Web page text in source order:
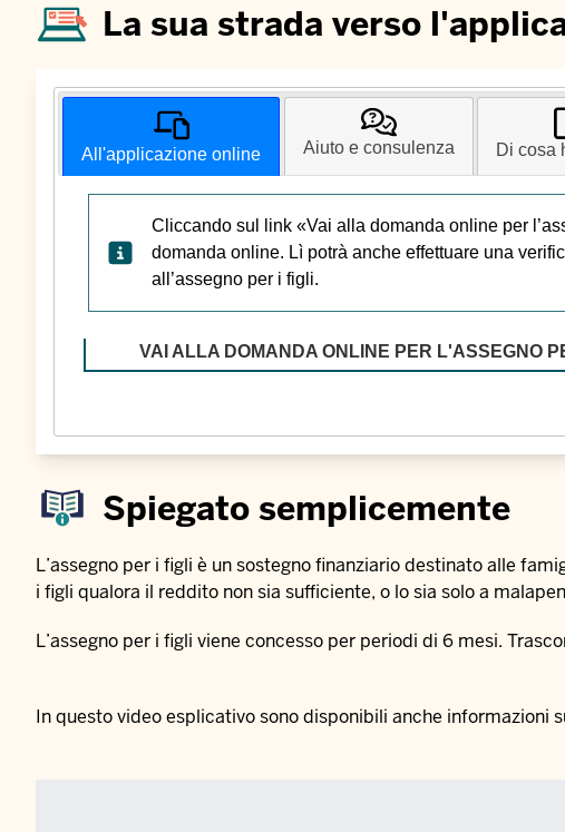
La sua strada verso
All'applicazione online Aiuto e consulenza Di cosa
Cliccando sul link «Vai alla domanda online per
domanda online. Lì potrà anche effettuare una
all’assegno per i figli.
VAI ALLA DOMANDA ONLINE PER L'ASSEGNO
Spiegato semplicemente
L’assegno per i figli è un sostegno finanziario destinato alle
i figli qualora il reddito non sia sufficiente, o lo sia solo a
L’assegno per i figli viene concesso per periodi di 6 mesi.
In questo video esplicativo sono disponibili anche informazioni